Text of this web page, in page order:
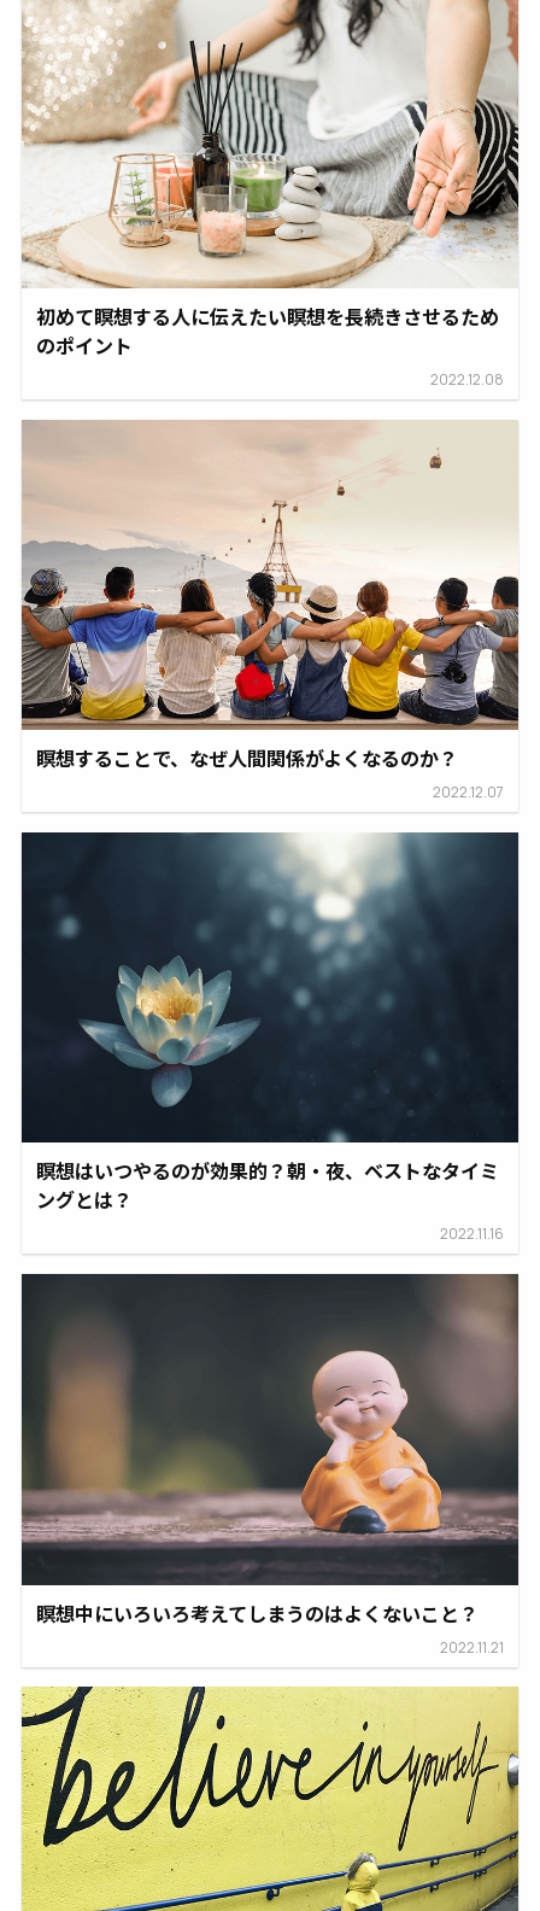
初めて瞑想する人に伝えたい瞑想を長続きさせるため
のポイント
2022.12.08
瞑想することで、なぜ人間関係がよくなるのか？
2022.12.07
瞑想はいつやるのが効果的？朝・夜、ベストなタイミ
ングとは？
2022.11.16
瞑想中にいろいろ考えてしまうのはよくないこと？
2022.11.21